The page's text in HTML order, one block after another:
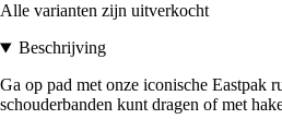
Alle varianten zijn uitverkocht
Beschrijving
Ga op pad met onze iconische Eastpak
schouderbanden kunt dragen of met